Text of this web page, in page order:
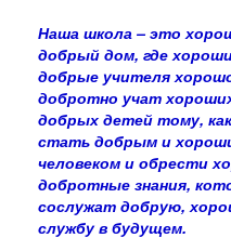
Наша школа – это
добрый дом, где
добрые учителя
добротно учат
добрых детей тому,
стать добрым и
человеком и обрести
добротные знания,
сослужат добрую,
службу в будущем.